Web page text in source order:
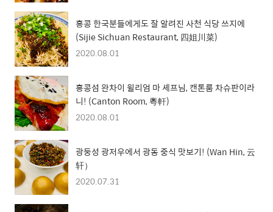
홍콩 한국분들에게도 잘 알려진 사천 식당 쓰지에
(Sijie Sichuan Restaurant, 四姐川菜)
2020.08.01
홍콩섬 완차이 윌리엄 마 셰프님, 캔톤룸 차슈판이라
니! (Canton Room, 粵軒)
2020.08.01
광둥성 광저우에서 광동 중식 맛보기! (Wan Hin, 云
轩）
2020.07.31